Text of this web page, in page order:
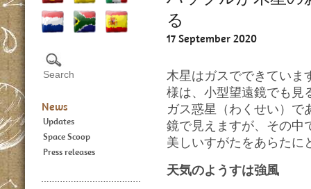
News
Updates
Space Scoop
Press releases
る
17 September 2020
木星はガスでできていま
様は、小型望遠鏡でも見
ガス惑星（わくせい）で
鏡で見えますが、その中
美しいすがたをあらたに
天気のようすは強風